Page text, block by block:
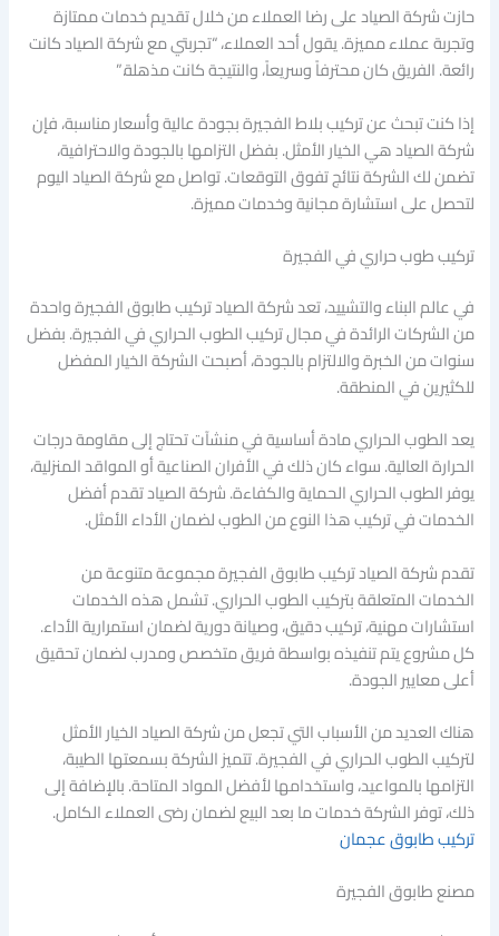
حازت شركة الصياد على رضا العملاء من خلال تقديم خدمات ممتازة
وتجربة عملاء مميزة. يقول أحد العملاء، “تجربتي مع شركة الصياد كانت
رائعة. الفريق كان محترفاً وسريعاً، والنتيجة كانت مذهلة.”
إذا كنت تبحث عن تركيب بلاط الفجيرة بجودة عالية وأسعار مناسبة، فإن
شركة الصياد هي الخيار الأمثل. بفضل التزامها بالجودة والاحترافية،
تضمن لك الشركة نتائج تفوق التوقعات. تواصل مع شركة الصياد اليوم
لتحصل على استشارة مجانية وخدمات مميزة.
تركيب طوب حراري في الفجيرة
في عالم البناء والتشييد، تعد شركة الصياد تركيب طابوق الفجيرة واحدة
من الشركات الرائدة في مجال تركيب الطوب الحراري في الفجيرة. بفضل
سنوات من الخبرة والالتزام بالجودة، أصبحت الشركة الخيار المفضل
للكثيرين في المنطقة.
يعد الطوب الحراري مادة أساسية في منشآت تحتاج إلى مقاومة درجات
الحرارة العالية. سواء كان ذلك في الأفران الصناعية أو المواقد المنزلية،
يوفر الطوب الحراري الحماية والكفاءة. شركة الصياد تقدم أفضل
الخدمات في تركيب هذا النوع من الطوب لضمان الأداء الأمثل.
تقدم شركة الصياد تركيب طابوق الفجيرة مجموعة متنوعة من
الخدمات المتعلقة بتركيب الطوب الحراري. تشمل هذه الخدمات
استشارات مهنية، تركيب دقيق، وصيانة دورية لضمان استمرارية الأداء.
كل مشروع يتم تنفيذه بواسطة فريق متخصص ومدرب لضمان تحقيق
أعلى معايير الجودة.
هناك العديد من الأسباب التي تجعل من شركة الصياد الخيار الأمثل
لتركيب الطوب الحراري في الفجيرة. تتميز الشركة بسمعتها الطيبة،
التزامها بالمواعيد، واستخدامها لأفضل المواد المتاحة. بالإضافة إلى
ذلك، توفر الشركة خدمات ما بعد البيع لضمان رضى العملاء الكامل.
تركيب طابوق عجمان
مصنع طابوق الفجيرة